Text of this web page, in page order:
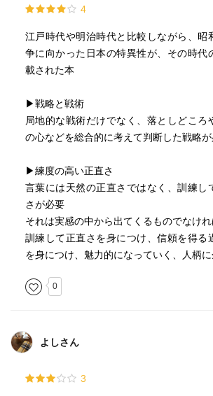
4
江戸時代や明治時代と比較しながら、昭
争に向かった日本の特異性が、その時代
載された本
▶︎戦略と戦術
局地的な戦術だけでなく、落としどころ
の心などを総合的に考えて判断した戦略
▶︎練度の高い正直さ
言葉には天然の正直さではなく、訓練し
さが必要
それは実感の中から出てくるものでなけ
訓練して正直さを身につけ、信頼を得る
を身につけ、魅力的になっていく、人柄
0
よしさん
3